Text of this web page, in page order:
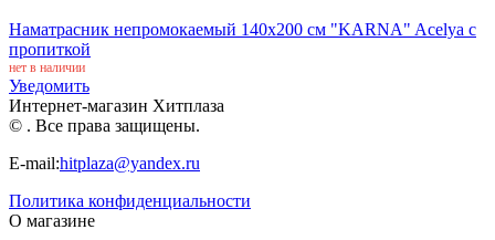
Наматрасник непромокаемый 140x200 см "KARNA" Acelya с
пропиткой
нет в наличии
Уведомить
Интернет-магазин Хитплаза
© . Все права защищены.
E-mail:hitplaza@yandex.ru
Политика конфиденциальности
О магазине